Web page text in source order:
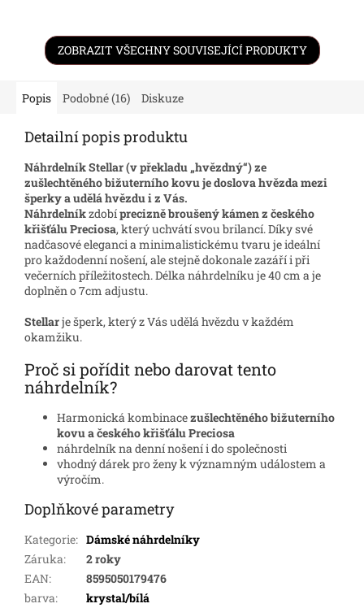
ZOBRAZIT VŠECHNY SOUVISEJÍCÍ PRODUKTY
Popis Podobné (16) Diskuze
Detailní popis produktu
NáhrdelníkStellar(v překladu „hvězdný“) ze
zušlechtěného bižuterního kovu je doslova hvězda mezi
šperky a udělá hvězdu i z Vás.
Náhrdelníkzdobíprecizně broušený kámen z českého
křišťálu Preciosa, který uchvátí svou brilancí. Díky své
nadčasové eleganci a minimalistickému tvaru je ideální
pro každodenní nošení, ale stejně dokonale zazáří i při
večerních příležitostech. Délka náhrdelníku je 40 cm a je
doplněn o 7cm adjustu.
Stellarje šperk, který z Vás udělá hvězdu v každém
okamžiku.
Proč si pořídit nebo darovat tento
náhrdelník?
Harmonická kombinacezušlechtěného bižuterního
kovu a českého křišťálu Preciosa
náhrdelník na denní nošení i do společnosti
vhodný dárek pro ženy k významným událostem a
výročím.
Doplňkové parametry
Kategorie: Dámské náhrdelníky
Záruka:
2 roky
EAN:
8595050179476
barva:
krystal/bílá